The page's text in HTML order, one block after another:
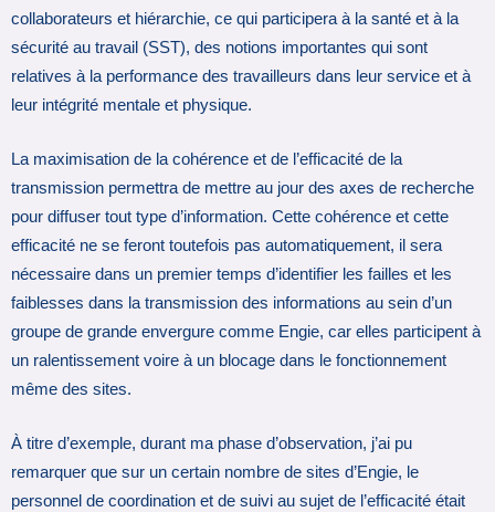
collaborateurs et hiérarchie, ce qui participera à la santé et à la
sécurité au travail (SST), des notions importantes qui sont
relatives à la performance des travailleurs dans leur service et à
leur intégrité mentale et physique.
La maximisation de la cohérence et de l’efficacité de la
transmission permettra de mettre au jour des axes de recherche
pour diffuser tout type d’information. Cette cohérence et cette
efficacité ne se feront toutefois pas automatiquement, il sera
nécessaire dans un premier temps d’identifier les failles et les
faiblesses dans la transmission des informations au sein d’un
groupe de grande envergure comme Engie, car elles participent à
un ralentissement voire à un blocage dans le fonctionnement
même des sites.
À titre d’exemple, durant ma phase d’observation, j’ai pu
remarquer que sur un certain nombre de sites d’Engie, le
personnel de coordination et de suivi au sujet de l’efficacité était